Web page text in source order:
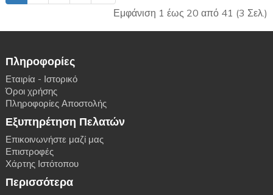
Εμφάνιση 1 έως 20 από 41 (3 Σελ.)
Πληροφορίες
Εταιρία - Ιστορικό
Όροι χρήσης
Πληροφορίες Αποστολής
Εξυπηρέτηση Πελατών
Επικοινωνήστε μαζί μας
Επιστροφές
Χάρτης Ιστότοπου
Περισσότερα